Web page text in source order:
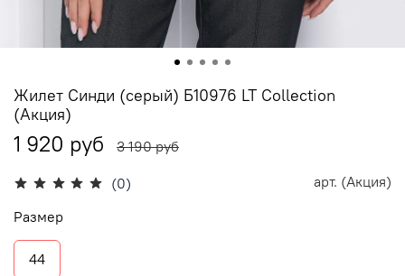
(0) арт. (Акция)
Жилет Синди (серый) Б10976 LT Collection
(Акция)
1 920 руб 3 190 руб
Размер
44